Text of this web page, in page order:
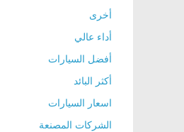
أخرى
أداء عالي
أفضل السيارات
أكثر البائد
اسعار السيارات
الشركات المصنعة